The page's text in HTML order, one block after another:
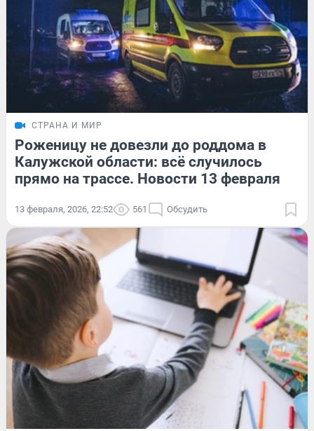
СТРАНА И МИР
Роженицу не довезли до роддома в
Калужской области: всё случилось
прямо на трассе. Новости 13 февраля
13 февраля, 2026, 22:52 561 Обсудить